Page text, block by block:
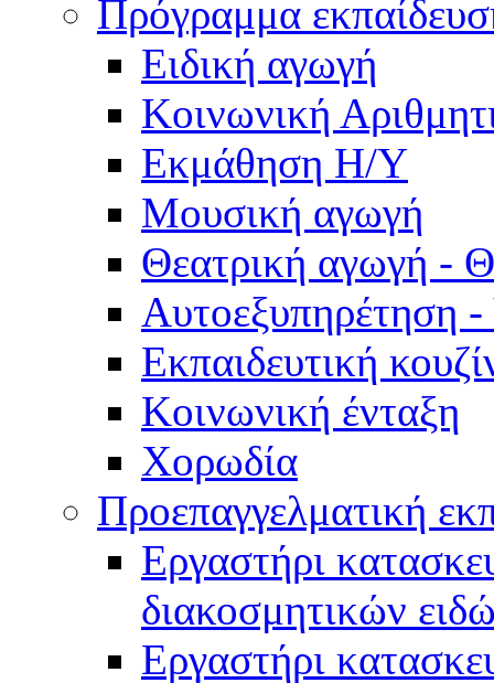
Πρόγραμμα
Ειδική αγωγή
Κοινωνική
Εκμάθηση Η/Υ
Μουσική αγωγή
Θεατρική αγωγή -
Αυτοεξυπηρέτηση
Εκπαιδευτική
Κοινωνική ένταξη
Χορωδία
Προεπαγγελματική
Εργαστήρι
διακοσμητικών
Εργαστήρι